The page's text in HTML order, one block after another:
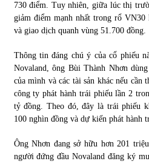
730 điểm. Tuy nhiên, giữa lúc thị
giảm điểm mạnh nhất trong rổ
và giao dịch quanh vùng 51.700 đồng.
Thông tin đáng chú ý của cổ phiếu
Novaland, ông Bùi Thành Nhơn
của mình và các tài sản khác nếu cần
công ty phát hành trái phiếu lần 2
tỷ đồng. Theo đó, đây là trái phiếu
100 nghìn đồng và dự kiến phát hành
Ông Nhơn đang sở hữu hơn 201
người đứng đầu Novaland đăng ký